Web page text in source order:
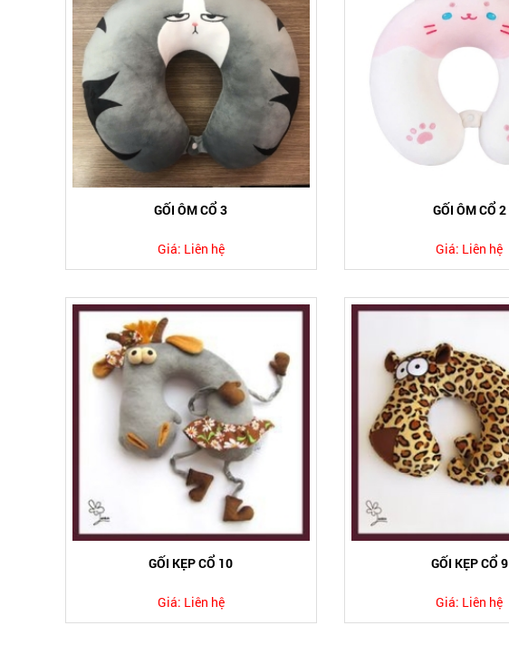
GỐI ÔM CỔ 3
Giá: Liên hệ
GỐI ÔM CỔ 2
Giá: Liên hệ
GỐI KẸP CỔ 10
Giá: Liên hệ
GỐI KẸP CỔ 9
Giá: Liên hệ